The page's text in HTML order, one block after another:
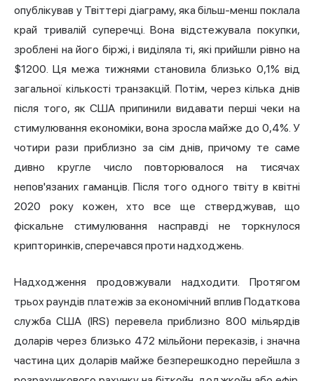
опублікував у Твіттері діаграму, яка більш-менш поклала
край тривалій суперечці. Вона відстежувала покупки,
зроблені на його біржі, і виділяла ті, які прийшли рівно на
$1200. Ця межа тижнями становила близько 0,1% від
загальної кількості транзакцій. Потім, через кілька днів
після того, як США припинили видавати перші чеки на
стимулювання економіки, вона зросла майже до 0,4%. У
чотири рази приблизно за сім днів, причому те саме
дивно кругле число повторювалося на тисячах
непов'язаних гаманців. Після того одного твіту в квітні
2020 року кожен, хто все ще стверджував, що
фіскальне стимулювання насправді не торкнулося
крипторинків, сперечався проти надходжень.
Надходження продовжували надходити. Протягом
трьох раундів платежів заекономічний вплив Податкова
служба США (IRS) перевела приблизно 800 мільярдів
доларів через близько 472 мільйони переказів, і значна
частина цих доларів майже безперешкодно перейшла з